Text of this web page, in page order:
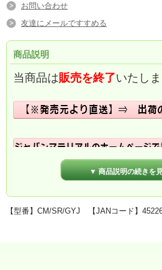
お問い合わせ
友達にメールですすめる
商品説明
当商品は販売を終了いたしま
▼ 商品説明の続きを
【型番】CM/SR/GYJ 【JANコード】